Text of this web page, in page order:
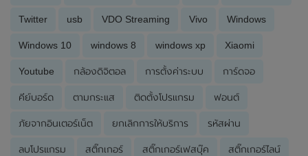
Twitter usb VDO Streaming Vivo Windows
Windows 10 windows 8 windows xp Xiaomi
Youtube กล้องดิจิตอล การตั้งค่าระบบ การ์ดจอ
คีย์บอร์ด ตามกระแส ติดตั้งโปรแกรม ฟอนต์
ภัยจากอินเตอร์เน็ต ยกเลิกการให้บริการ รหัสผ่าน
ลบโปรแกรม สติ๊กเกอร์ สติ๊กเกอร์เฟสบุ๊ค สติ๊กเกอร์ไลน์